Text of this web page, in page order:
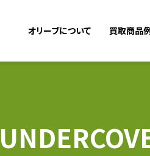
オリーブについて 買取商品